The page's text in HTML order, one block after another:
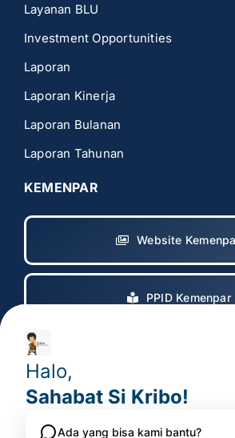
Layanan BLU
Investment Opportunities
Laporan
Laporan Kinerja
Laporan Bulanan
Laporan Tahunan
KEMENPAR
Website
PPID Kemenpar
Copyright 2017 – 2025 © All rights
Pelaksana Otorita Borobudur